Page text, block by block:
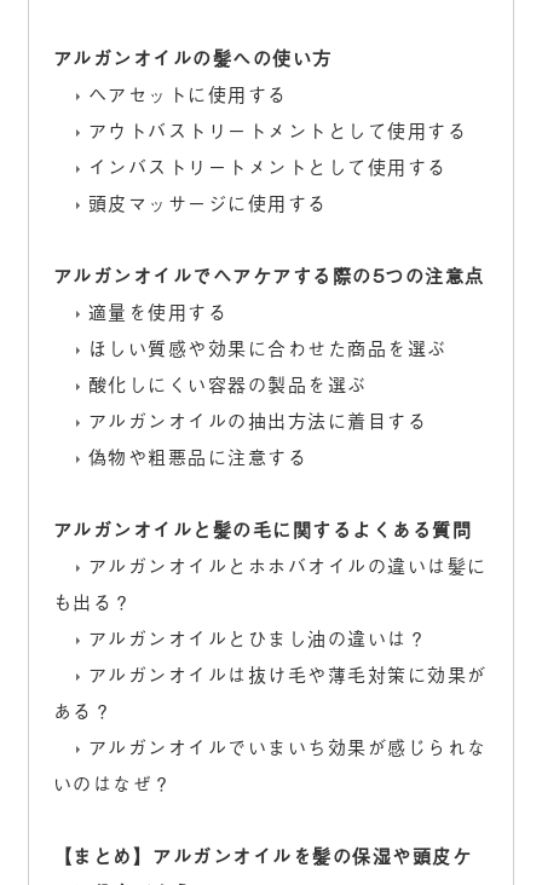
アルガンオイルの髪への使い方
ヘアセットに使用する
アウトバストリートメントとして使用する
インバストリートメントとして使用する
頭皮マッサージに使用する
アルガンオイルでヘアケアする際の5つの注意点
適量を使用する
ほしい質感や効果に合わせた商品を選ぶ
酸化しにくい容器の製品を選ぶ
アルガンオイルの抽出方法に着目する
偽物や粗悪品に注意する
アルガンオイルと髪の毛に関するよくある質問
アルガンオイルとホホバオイルの違いは髪に
も出る？
アルガンオイルとひまし油の違いは？
アルガンオイルは抜け毛や薄毛対策に効果が
ある？
アルガンオイルでいまいち効果が感じられな
いのはなぜ？
【まとめ】アルガンオイルを髪の保湿や頭皮ケ